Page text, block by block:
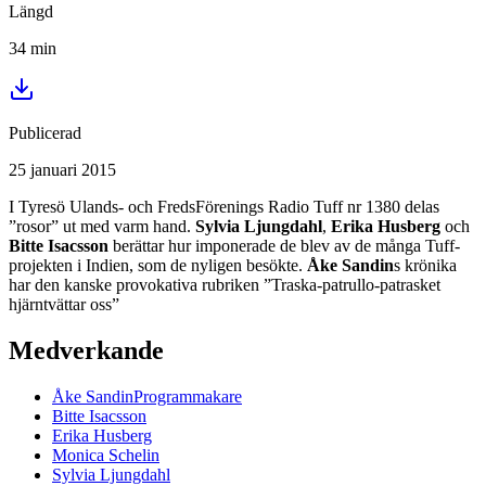
Längd
34 min
Publicerad
25 januari 2015
I Tyresö Ulands- och FredsFörenings Radio Tuff nr 1380 delas
”rosor” ut med varm hand. Sylvia Ljungdahl, Erika Husberg och
Bitte Isacsson berättar hur imponerade de blev av de många Tuff-
projekten i Indien, som de nyligen besökte. Åke Sandins krönika
har den kanske provokativa rubriken ”Traska-patrullo-patrasket
hjärntvättar oss”
Medverkande
Åke SandinProgrammakare
Bitte Isacsson
Erika Husberg
Monica Schelin
Sylvia Ljungdahl